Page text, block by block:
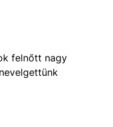
felnőtt nagy